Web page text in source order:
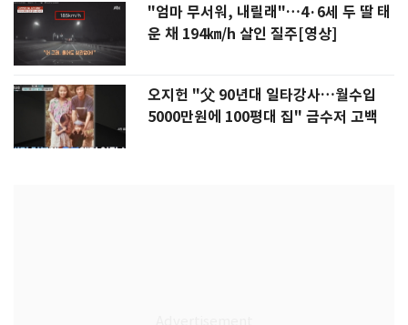
"엄마 무서워, 내릴래"…4·6세 두 딸 태
운 채 194㎞/h 살인 질주[영상]
오지헌 "父 90년대 일타강사…월수입
5000만원에 100평대 집" 금수저 고백